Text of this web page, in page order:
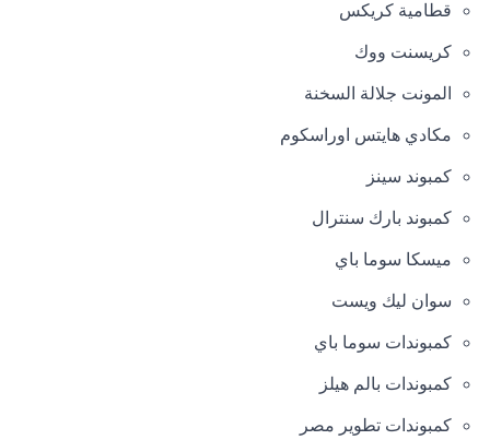
قطامية كريكس
كريسنت ووك
المونت جلالة السخنة
مكادي هايتس اوراسكوم
كمبوند سينز
كمبوند بارك سنترال
ميسكا سوما باي
سوان ليك ويست
كمبوندات سوما باي
كمبوندات بالم هيلز
كمبوندات تطوير مصر